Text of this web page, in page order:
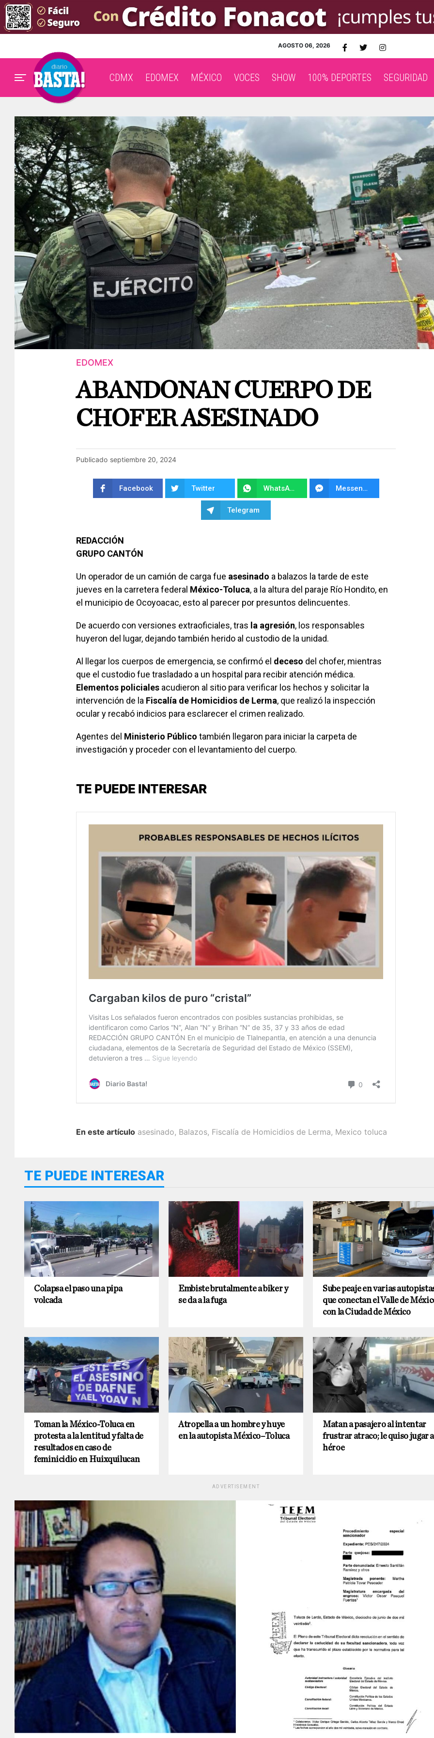
AGOSTO 06, 2026
CDMX EDOMEX MÉXICO VOCES SHOW 100% DEPORTES SEGURIDAD
EDOMEX
ABANDONAN CUERPO DE
CHOFER ASESINADO
Publicado septiembre 20, 2024
Facebook Twitter WhatsApp Messenger
Telegram
REDACCIÓN
GRUPO CANTÓN
Un operador de un camión de carga fue asesinado a balazos la tarde de este
jueves en la carretera federal México-Toluca, a la altura del paraje Río Hondito, en
el municipio de Ocoyoacac, esto al parecer por presuntos delincuentes.
De acuerdo con versiones extraoficiales, tras la agresión, los responsables
huyeron del lugar, dejando también herido al custodio de la unidad.
Al llegar los cuerpos de emergencia, se confirmó el deceso del chofer, mientras
que el custodio fue trasladado a un hospital para recibir atención médica.
Elementos policiales acudieron al sitio para verificar los hechos y solicitar la
intervención de la Fiscalía de Homicidios de Lerma, que realizó la inspección
ocular y recabó indicios para esclarecer el crimen realizado.
Agentes del Ministerio Público también llegaron para iniciar la carpeta de
investigación y proceder con el levantamiento del cuerpo.
TE PUEDE INTERESAR
En este artículo asesinado, Balazos, Fiscalía de Homicidios de Lerma, Mexico toluca
TE PUEDE INTERESAR
Colapsa el paso una pipa
volcada
Embiste brutalmente a biker y
se da a la fuga
Sube peaje en varias
que conectan el Valle de
con la Ciudad de México
Toman la México-Toluca en
protesta a la lentitud y falta de
resultados en caso de
feminicidio en Huixquilucan
Atropella a un hombre y huye
en la autopista México–Toluca
Matan a pasajero al intentar
frustrar atraco; le quiso jugar
héroe
ADVERTISEMENT